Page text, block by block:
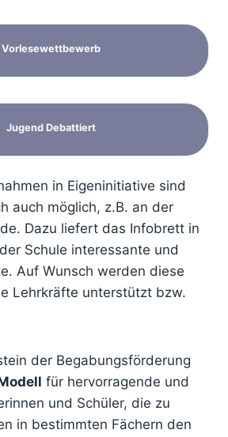
Vorlesewettbewerb
Jugend Debattiert
in Eigeninitiative sind
auch möglich, z.B. an der
Dazu liefert das Infobrett in
Schule interessante und
Auf Wunsch werden diese
Lehrkräfte unterstützt bzw.
der Begabungsförderung
für hervorragende und
und Schüler, die zu
in bestimmten Fächern den